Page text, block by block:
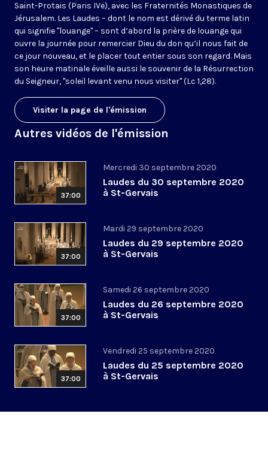
Saint-Protais (Paris IVe), avec les Fraternités Monastiques de
Jérusalem. Les Laudes – dont le nom est dérivé du terme latin
qui signifie "louange" – sont d’abord la prière de louange qui
ouvre la journée pour remercier Dieu du don qu’il nous fait de
ce jour nouveau, et le placer tout entier sous son regard. Mais
son heure matinale éveille aussi le souvenir de la Résurrection
du Seigneur, "soleil levant venu nous visiter" (Lc 1,28).
Visiter la page de l'émission
Autres vidéos de l'émission
37:00
Mercredi 30 septembre 2020
Laudes du 30 septembre 2020
à St-Gervais
37:00
Mardi 29 septembre 2020
Laudes du 29 septembre 2020
à St-Gervais
37:00
Samedi 26 septembre 2020
Laudes du 26 septembre 2020
à St-Gervais
37:00
Vendredi 25 septembre 2020
Laudes du 25 septembre 2020
à St-Gervais